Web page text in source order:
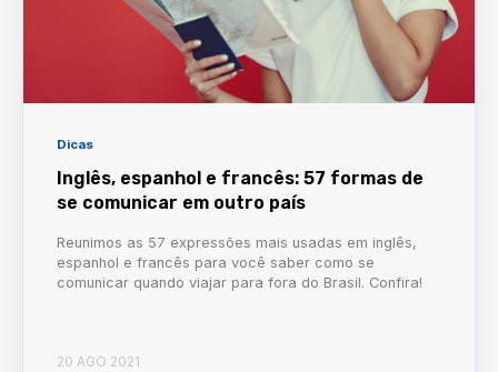
Dicas
Inglês, espanhol e francês: 57 formas de
se comunicar em outro país
Reunimos as 57 expressões mais usadas em inglês,
espanhol e francês para você saber como se
comunicar quando viajar para fora do Brasil. Confira!
20 AGO 2021